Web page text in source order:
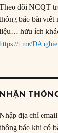
Theo dõi NCQT
thông báo bài viết
liệu… hữu ích
https://t.me/
NHẬN
Nhập địa chỉ
thông báo khi có